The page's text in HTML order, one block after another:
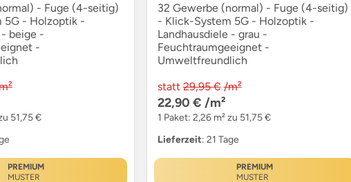
- Fuge (4-seitig)
5G - Holzoptik -
- beige -
-
51,75 €
PREMIUM
MUSTER
32 Gewerbe (normal) - Fuge (4-seitig)
- Klick-System 5G - Holzoptik -
Landhausdiele - grau -
Feuchtraumgeeignet -
Umweltfreundlich
statt 29,95 € /m²
22,90 € /m²
1 Paket: 2,26 m² zu 51,75 €
Lieferzeit: 21 Tage
PREMIUM
MUSTER